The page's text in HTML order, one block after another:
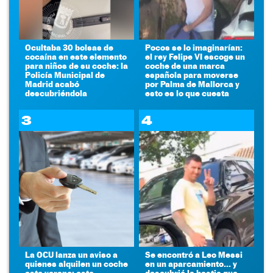
Ocultaba 30 bolsas de
cocaína en este elemento
para niños de su coche: la
Policía Municipal de
Madrid acabó
descubriéndola
Pocos se lo imaginarían:
el rey Felipe VI escoge un
coche de una marca
española para moverse
por Palma de Mallorca y
esto es lo que cuesta
3
La OCU lanza un aviso a
quienes alquilen un coche
4
Se encontró a Leo Messi
en un aparcamiento... y